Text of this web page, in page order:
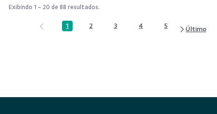
Exibindo 1 - 20 de 88 resultados.
Página
1 Página
2 Página
3 Página
4 Página
5